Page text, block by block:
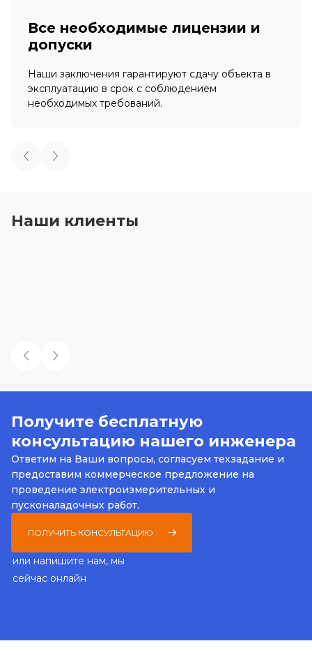
Все необходимые лицензии и
допуски
Наши заключения гарантируют сдачу объекта в
эксплуатацию в срок с соблюдением
необходимых требований.
Наши клиенты
Получите бесплатную
консультацию нашего инженера
Ответим на Ваши вопросы, согласуем техзадание и
предоставим коммерческое предложение на
проведение электроизмерительных и
пусконаладочных работ.
ПОЛУЧИТЬ КОНСУЛЬТАЦИЮ
или напишите нам, мы
сейчас онлайн